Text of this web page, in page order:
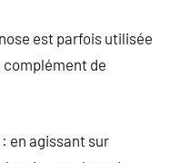
est parfois utilisée
complément de
en agissant sur